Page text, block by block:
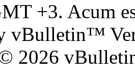
+3. Acum
vBulletin™
2026